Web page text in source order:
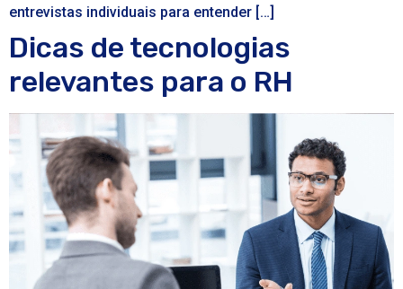
entrevistas individuais para entender […]
Dicas de tecnologias
relevantes para o RH